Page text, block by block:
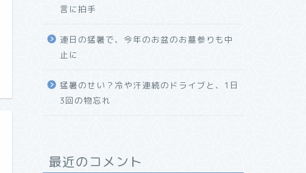
言に拍手
連日の猛暑で、今年のお盆のお墓参りも中
止に
猛暑のせい？冷や汗連続のドライブと、1日
3回の物忘れ
最近のコメント